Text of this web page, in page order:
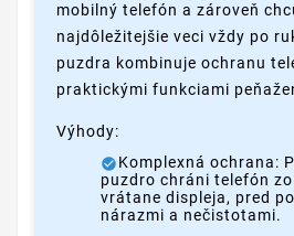
mobilný telefón a zároveň
najdôležitejšie veci vždy po
puzdra kombinuje ochranu
praktickými funkciami
Výhody:
Komplexná ochrana:
puzdro chráni telefón
vrátane displeja, pred
nárazmi a nečistotami.